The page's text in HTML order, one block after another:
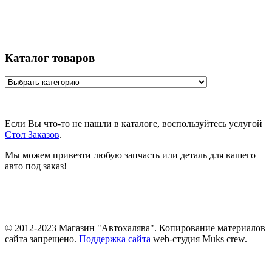
Каталог товаров
Если Вы что-то не нашли в каталоге, воспользуйтесь услугой
Стол Заказов.
Мы можем привезти любую запчасть или деталь для вашего
авто под заказ!
© 2012-2023 Магазин "Автохалява". Копирование материалов
сайта запрещено. Поддержка сайта web-студия Muks crew.